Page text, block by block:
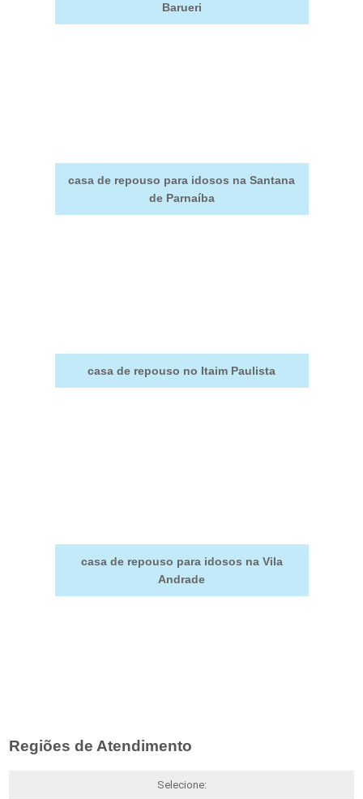
Barueri
casa de repouso para idosos na Santana
de Parnaíba
casa de repouso no Itaim Paulista
casa de repouso para idosos na Vila
Andrade
Regiões de Atendimento
Selecione: